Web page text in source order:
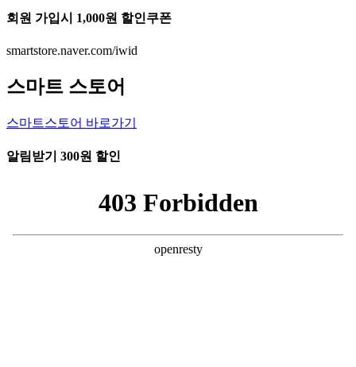
회원 가입시 1,000원 할인쿠폰
smartstore.naver.com/iwid
스마트 스토어
스마트스토어 바로가기
알림받기 300원 할인